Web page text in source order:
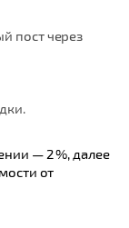
пост через
— 2 %, далее
от